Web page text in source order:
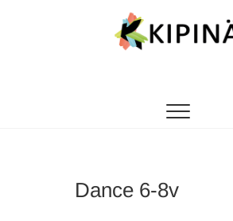
Dance 6-8v